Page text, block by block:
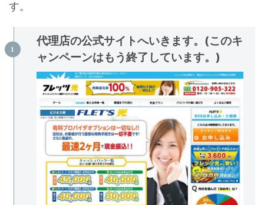
す。
代理店の公式サイトへいきます。(このキ
ャンペーンはもう終了しています。)